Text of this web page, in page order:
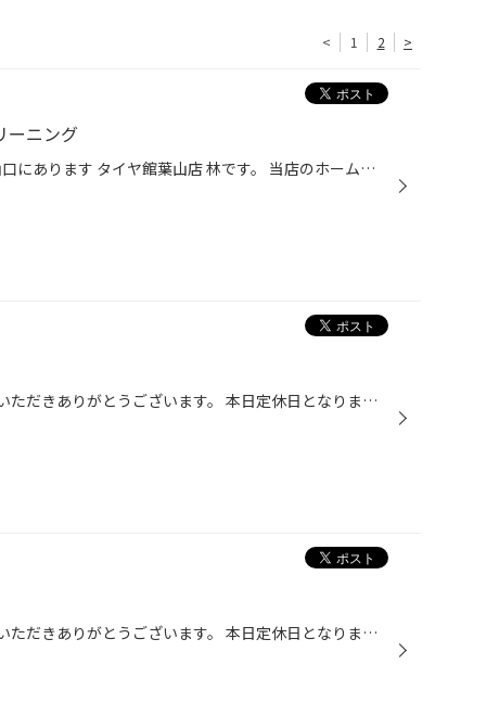
< 1 2 >
ーニング
皆様、こんにちは！ 葉山町 上山口にあります タイヤ館葉山店 林です。 当店のホームページをご覧いただきありがとうございます！ 本日は当店、定番メニューのヘッドライトクリーニングのご紹介です。 年数の経過とともに白くくすんでしまったヘッドライト 専用のクリーナーを使ってきれいにクリー...
いつもタイヤ館葉山店をご利用いただきありがとうございます。 本日定休日となります。 ご迷惑をお掛け致しますがよろしくお願い致します。
いつもタイヤ館葉山店をご利用いただきありがとうございます。 本日定休日となります。 ご迷惑をお掛け致しますがよろしくお願い致します。